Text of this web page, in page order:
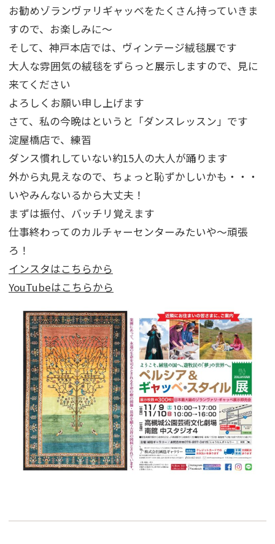
お勧めゾランヴァリギャッベをたくさん持っていきま
すので、お楽しみに～
そして、神戸本店では、ヴィンテージ絨毯展です
大人な雰囲気の絨毯をずらっと展示しますので、見に
来てください
よろしくお願い申し上げます
さて、私の今晩はというと「ダンスレッスン」です
淀屋橋店で、練習
ダンス慣れしていない約15人の大人が踊ります
外から丸見えなので、ちょっと恥ずかしいかも・・・
いやみんないるから大丈夫！
まずは振付、バッチリ覚えます
仕事終わってのカルチャーセンターみたいや～頑張
ろ！
インスタはこちらから
YouTubeはこちらから